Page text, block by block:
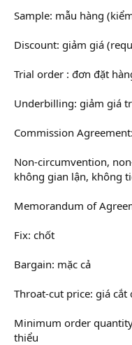
Sample: mẫu hàng
Discount: giảm giá
Trial order : đơn đặt
Underbilling: giảm giá
Commission
Non-circumvention,
không gian lận, không
Memorandum of
Fix: chốt
Bargain: mặc cả
Throat-cut price: giá cắt
Minimum order
thiểu